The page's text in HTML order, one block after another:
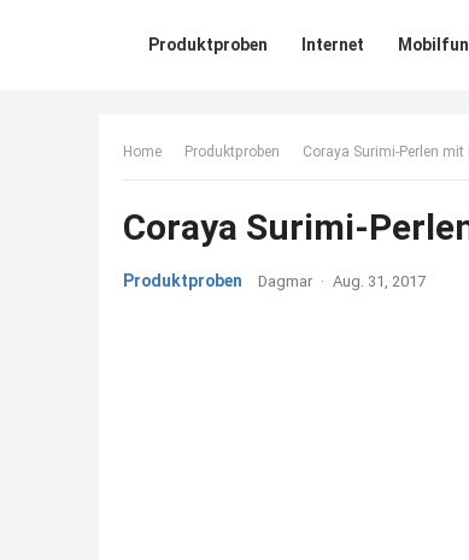
Produktproben Internet
Home Produktproben Coraya Surimi-Perlen
Coraya Surimi-
Produktproben Dagmar · Aug. 31, 2017